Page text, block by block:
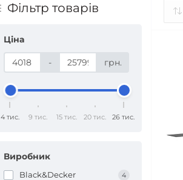
Фільтр товарів
Ціна
- грн.
4 тис. 9 тис. 15 тис. 20 тис. 26 тис.
Виробник
Black&Decker 4